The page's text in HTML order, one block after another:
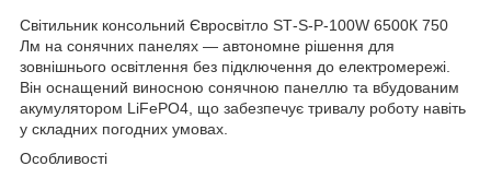
Світильник консольний Євросвітло ST‑S‑P‑100W 6500К 750
Лм на сонячних панелях — автономне рішення для
зовнішнього освітлення без підключення до електромережі.
Він оснащений виносною сонячною панеллю та вбудованим
акумулятором LiFePO4, що забезпечує тривалу роботу навіть
у складних погодних умовах.
Особливості